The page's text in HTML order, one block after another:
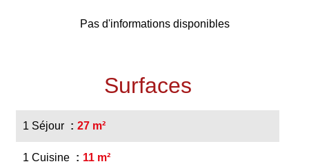
Pas d'informations disponibles
Surfaces
1 Séjour 27 m²
1 Cuisine 11 m²